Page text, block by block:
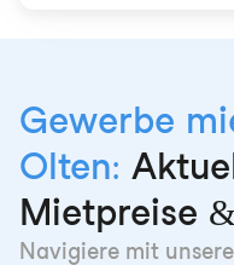
Gewerbe
Olten:
Mietpreise
Navigiere mit